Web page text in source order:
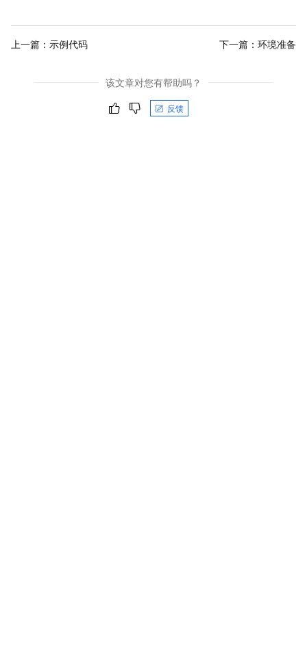
上一篇： 示例代码 下一篇： 环境准备
该文章对您有帮助吗？
反馈